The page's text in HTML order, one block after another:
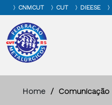
CNMCUT CUT DIEESE
Home Comunicação